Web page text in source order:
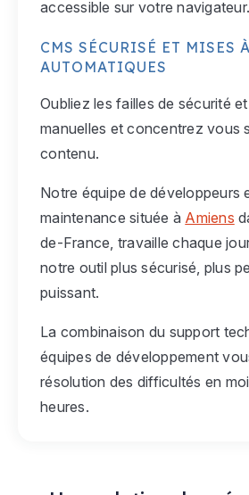
accessible sur votre navigateur.
CMS SÉCURISÉ ET MISES
AUTOMATIQUES
Oubliez les failles de sécurité
manuelles et concentrez vous
contenu.
Notre équipe de développeurs
maintenance située à Amiens
de-France, travaille chaque
notre outil plus sécurisé, plus
puissant.
La combinaison du support
équipes de développement
résolution des difficultés en
heures.